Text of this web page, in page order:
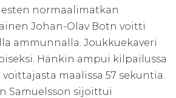
normaalimatkan
Johan-Olav Botn voitti
ammunnalla. Joukkuekaveri
Hänkin ampui kilpailussa
maalissa 57 sekuntia.
Samuelsson sijoittui